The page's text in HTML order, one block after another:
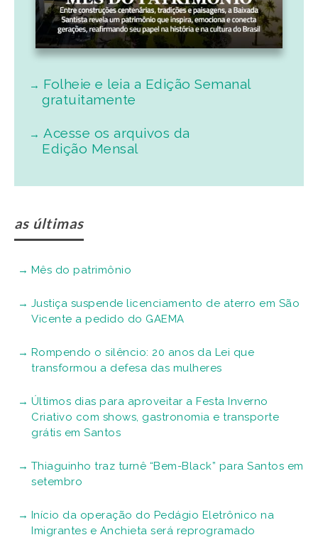
Folheie e leia a Edição Semanal
gratuitamente
Acesse os arquivos da
Edição Mensal
as últimas
Mês do patrimônio
Justiça suspende licenciamento de aterro em São
Vicente a pedido do GAEMA
Rompendo o silêncio: 20 anos da Lei que
transformou a defesa das mulheres
Últimos dias para aproveitar a Festa Inverno
Criativo com shows, gastronomia e transporte
grátis em Santos
Thiaguinho traz turnê “Bem-Black” para Santos em
setembro
Início da operação do Pedágio Eletrônico na
Imigrantes e Anchieta será reprogramado